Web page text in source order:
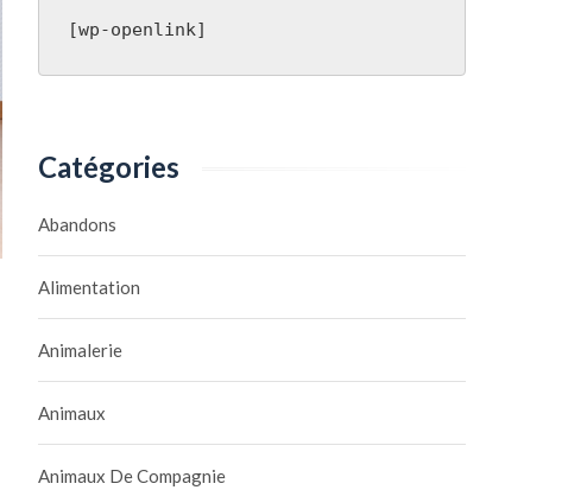
[wp-openlink]
Catégories
Abandons
Alimentation
Animalerie
Animaux
Animaux De Compagnie